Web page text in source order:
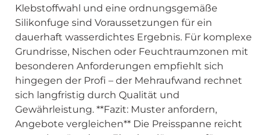
Klebstoffwahl und eine ordnungsgemäße
Silikonfuge sind Voraussetzungen für ein
dauerhaft wasserdichtes Ergebnis. Für komplexe
Grundrisse, Nischen oder Feuchtraumzonen mit
besonderen Anforderungen empfiehlt sich
hingegen der Profi – der Mehraufwand rechnet
sich langfristig durch Qualität und
Gewährleistung. **Fazit: Muster anfordern,
Angebote vergleichen** Die Preisspanne reicht